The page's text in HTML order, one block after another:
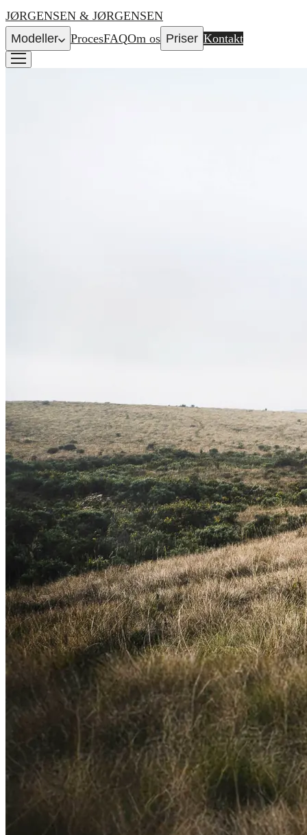
JØRGENSEN & JØRGENSEN
Modeller
ProcesFAQOm os Priser Kontakt